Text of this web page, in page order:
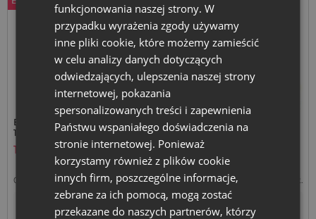
Białe woreczki z organzy 13 x
18 cm - zestaw 25 szt.
19,99
0,80 zł / szt. 1 op. = 25 szt.
Tymczasowo niedostępny
Woreczki z organzy 8 x 10
cm ecru - zestaw 25 sztuk
11,99zł
0,48 zł / szt. 1 op. = 25 szt.
– op. +
funkcjonowania naszej strony. W
przypadku wyrażenia zgody używamy
inne pliki cookie, które możemy zamieścić
w celu analizy danych dotyczących
odwiedzających, ulepszenia naszej strony
internetowej, pokazania
spersonalizowanych treści i zapewnienia
Państwu wspaniałego doświadczenia na
stronie internetowej. Ponieważ
korzystamy również z plików cookie
innych firm, poszczególne informacje,
zebrane za ich pomocą, mogą zostać
przekazane do naszych partnerów, którzy